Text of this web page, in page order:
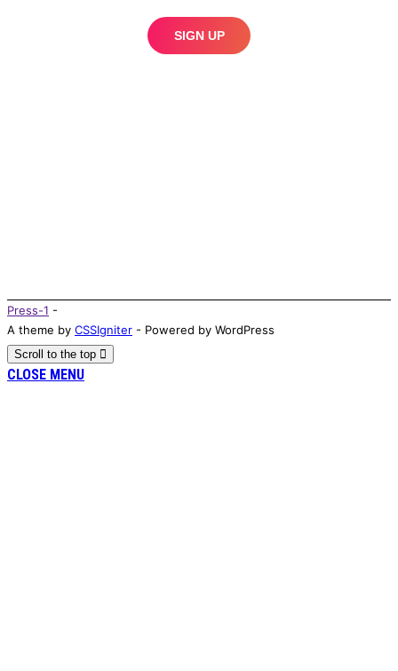
Press-1 -
A theme by CSSIgniter - Powered by WordPress
Scroll to the top
CLOSE MENU